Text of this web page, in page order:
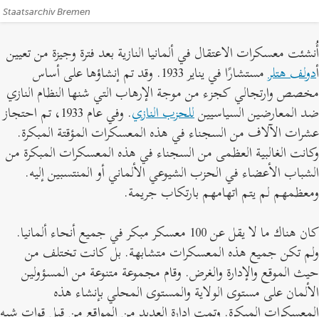
Staatsarchiv Bremen
معسكرات الاعتقال في ألمانيا النازية بعد فترة وجيزة من تعيين
دولف هتلر مستشارًا في يناير 1933. وقد تم إنشاؤها على أساس
وارتجالي كجزء من موجة الإرهاب التي شنها النظام النازي
المعارضين السياسيينللحزب النازي . وفي عام 1933، تم احتجاز
الآلاف من السجناء في هذه المعسكرات المؤقتة المبكرة.
الغالبية العظمى من السجناء في هذه المعسكرات المبكرة من
الأعضاء في الحزب الشيوعي الألماني أو المنتسبين إليه.
لم يتم اتهامهم بارتكاب جريمة.
كان هناك ما لا يقل عن 100 معسكر مبكر في جميع أنحاء ألمانيا.
تكن جميع هذه المعسكرات متشابهة. بل كانت تختلف من
الموقع والإدارة والغرض. وقام مجموعة متنوعة من المسؤولين
على مستوى الولاية والمستوى المحلي بإنشاء هذه